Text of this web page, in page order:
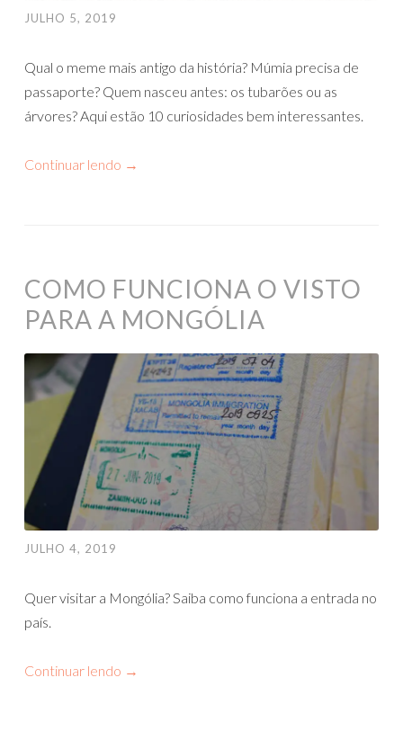
JULHO 5, 2019
Qual o meme mais antigo da história? Múmia precisa de
passaporte? Quem nasceu antes: os tubarões ou as
árvores? Aqui estão 10 curiosidades bem interessantes.
Continuar lendo →
COMO FUNCIONA O VISTO
PARA A MONGÓLIA
JULHO 4, 2019
Quer visitar a Mongólia? Saiba como funciona a entrada no
país.
Continuar lendo →